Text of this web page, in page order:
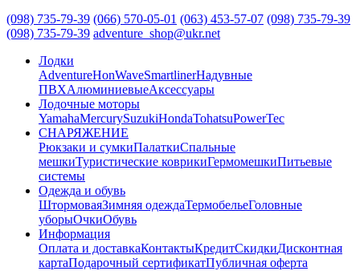
(098) 735-79-39 (066) 570-05-01 (063) 453-57-07 (098) 735-79-39
(098) 735-79-39 adventure_shop@ukr.net
Лодки
AdventureHonWaveSmartlinerНадувные
ПВХАлюминиевыеАксессуары
Лодочные моторы
YamahaMercurySuzukiHondaTohatsuPowerTec
СНАРЯЖЕНИЕ
Рюкзаки и сумкиПалаткиСпальные
мешкиТуристические коврикиГермомешкиПитьевые
системы
Одежда и обувь
ШтормоваяЗимняя одеждаТермобельеГоловные
уборыОчкиОбувь
Информация
Оплата и доставкаКонтактыКредитСкидкиДисконтная
картаПодарочный сертификатПубличная оферта